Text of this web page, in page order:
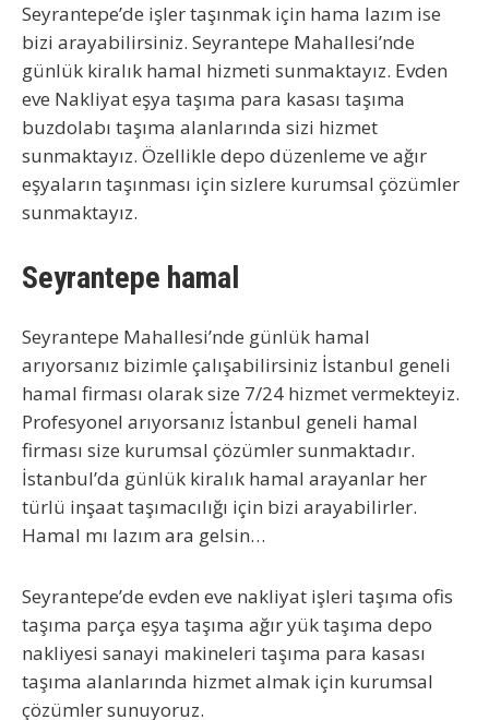
Seyrantepe’de işler taşınmak için hama lazım ise
bizi arayabilirsiniz. Seyrantepe Mahallesi’nde
günlük kiralık hamal hizmeti sunmaktayız. Evden
eve Nakliyat eşya taşıma para kasası taşıma
buzdolabı taşıma alanlarında sizi hizmet
sunmaktayız. Özellikle depo düzenleme ve ağır
eşyaların taşınması için sizlere kurumsal çözümler
sunmaktayız.
Seyrantepe hamal
Seyrantepe Mahallesi’nde günlük hamal
arıyorsanız bizimle çalışabilirsiniz İstanbul geneli
hamal firması olarak size 7/24 hizmet vermekteyiz.
Profesyonel arıyorsanız İstanbul geneli hamal
firması size kurumsal çözümler sunmaktadır.
İstanbul’da günlük kiralık hamal arayanlar her
türlü inşaat taşımacılığı için bizi arayabilirler.
Hamal mı lazım ara gelsin…
Seyrantepe’de evden eve nakliyat işleri taşıma ofis
taşıma parça eşya taşıma ağır yük taşıma depo
nakliyesi sanayi makineleri taşıma para kasası
taşıma alanlarında hizmet almak için kurumsal
çözümler sunuyoruz.